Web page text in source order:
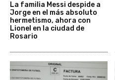
La familia Messi despide a
Jorge en el más absoluto
hermetismo, ahora con
Lionel en la ciudad de
Rosario